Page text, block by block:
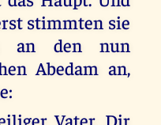
stimmten sie
an den nun
Abedam an,
Vater, Dir